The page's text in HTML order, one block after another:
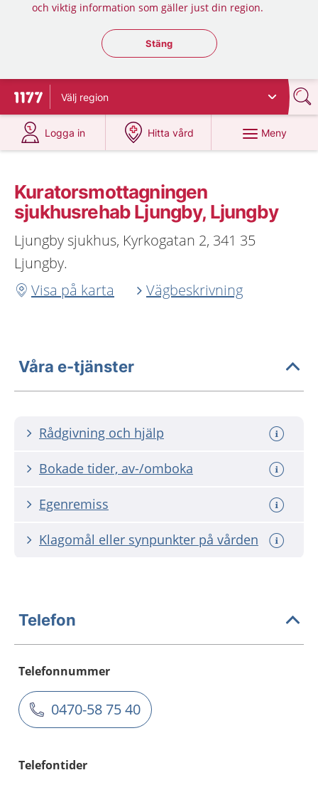
och viktig information som gäller just din region.
Stäng regionsväljaren
Stäng
Till startsidan för 1177
Välj region
Logga in
på 1177.se
Hitta vård
på 1177.se
Meny
Kuratorsmottagningen
sjukhusrehab Ljungby, Ljungby
Ljungby sjukhus, Kyrkogatan 2, 341 35
Ljungby.
Visa på karta
Vägbeskrivning
Våra e-tjänster
Rådgivning och hjälp
Bokade tider, av-/omboka
Egenremiss
Klagomål eller synpunkter på vården
Telefon
Telefonnummer
0470-58 75 40
Telefontider